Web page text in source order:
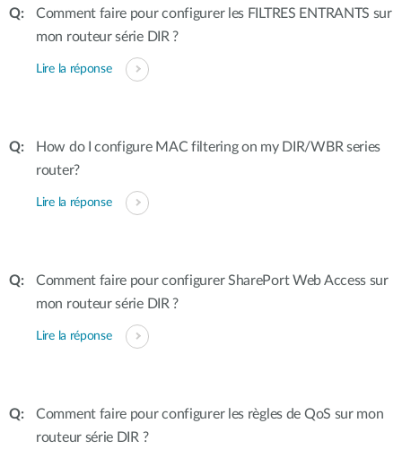
Comment faire pour configurer les FILTRES ENTRANTS sur
mon routeur série DIR ?
Lire la réponse
How do I configure MAC filtering on my DIR/WBR series
router?
Lire la réponse
Comment faire pour configurer SharePort Web Access sur
mon routeur série DIR ?
Lire la réponse
Comment faire pour configurer les règles de QoS sur mon
routeur série DIR ?